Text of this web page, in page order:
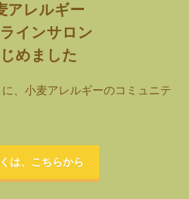
アレルギー
インサロン
めました
、小麦アレルギーのコミュニテ
は、こちらから